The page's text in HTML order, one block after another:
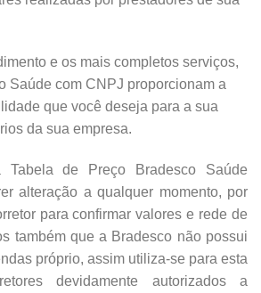
e os mais completos serviços,
Saúde com CNPJ proporcionam a
que você deseja para a sua
da sua empresa.
Tabela de Preço Bradesco Saúde
alteração a qualquer momento, por
para confirmar valores e rede de
também que a Bradesco não possui
próprio, assim utiliza-se para esta
devidamente autorizados a